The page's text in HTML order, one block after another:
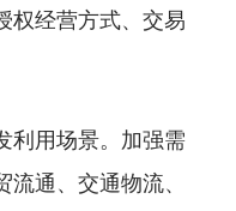
权经营方式、交易
用场景。加强需
通、交通物流、